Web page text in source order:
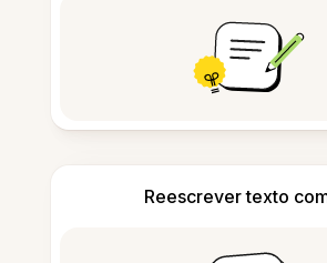
Reescrever texto